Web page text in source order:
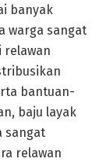
banyak
warga sangat
relawan
bantuan-
baju layak
sangat
relawan